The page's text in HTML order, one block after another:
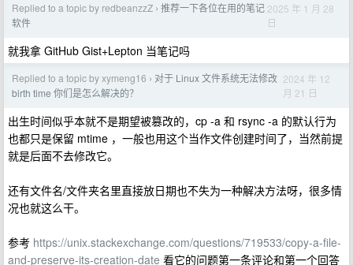
Replied to a topic by redbeanzzZ › 推荐一下各位在用的笔记
软件
2025 年 1 月 28
日
就我拿 GitHub Gist+Lepton 当笔记吗
Replied to a topic by xymeng16 › 对于 Linux 文件系统无法修改
birth time 你们是怎么解决的？
2024 年 12
月 21 日
出生时间似乎本就不是期望被篡改的，cp -a 和 rsync -a 的默认行为
也都只是保留 mtime ，一般也用这个当作文件创建时间了，当然前提
就是后面不去修改它。
还有文件名/文件夹名里直接放日期也不失为一种解决方法呀，很多情
况也就这么干。
参考 https://unix.stackexchange.com/questions/719533/copy-a-file-
and-preserve-its-creation-date 看它的问题第一条评论和第一个回答